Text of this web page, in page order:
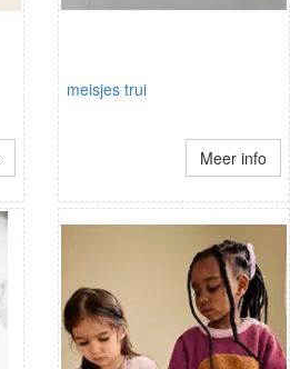
meisjes trui
Meer info